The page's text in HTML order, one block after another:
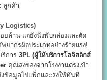
ลูกค้า
Logistics)
ยล้าน แต่ยังนั่งพับกล่องและตัด
ยากรผิดประเภทอย่างร้ายแรง!
ริการ3PL (ผู้ให้บริการโลจิสติกส์
คุณส่งของจากโรงงานตรงเข้า
งข้อมูลไปแพ็กและส่งให้ทันที